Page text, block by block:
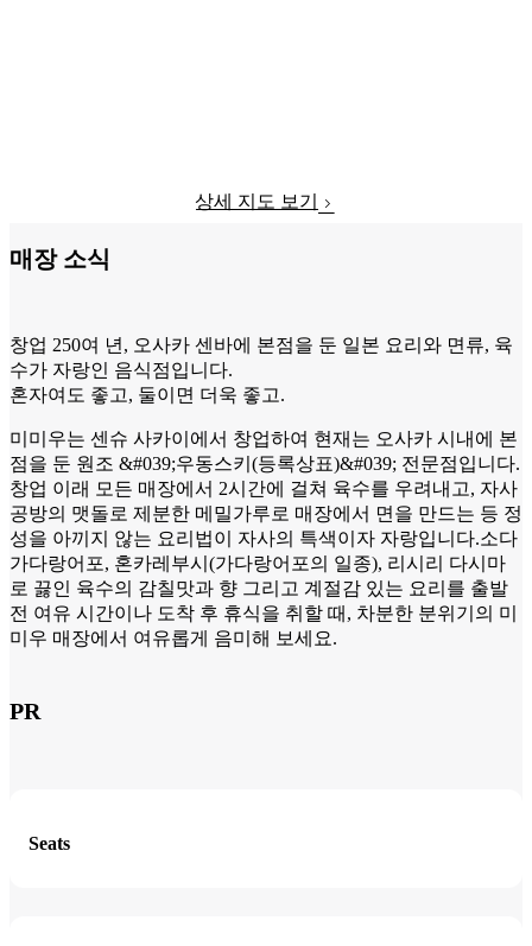
상세 지도 보기
매장 소식
창업 250여 년, 오사카 센바에 본점을 둔 일본 요리와 면류, 육
수가 자랑인 음식점입니다.
혼자여도 좋고, 둘이면 더욱 좋고.
미미우는 센슈 사카이에서 창업하여 현재는 오사카 시내에 본
점을 둔 원조 &#039;우동스키(등록상표)&#039; 전문점입니다.
창업 이래 모든 매장에서 2시간에 걸쳐 육수를 우려내고, 자사
공방의 맷돌로 제분한 메밀가루로 매장에서 면을 만드는 등 정
성을 아끼지 않는 요리법이 자사의 특색이자 자랑입니다.소다
가다랑어포, 혼카레부시(가다랑어포의 일종), 리시리 다시마
로 끓인 육수의 감칠맛과 향 그리고 계절감 있는 요리를 출발
전 여유 시간이나 도착 후 휴식을 취할 때, 차분한 분위기의 미
미우 매장에서 여유롭게 음미해 보세요.
PR
Seats